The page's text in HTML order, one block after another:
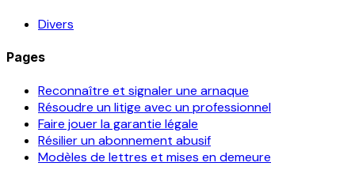
Divers
Pages
Reconnaître et signaler une arnaque
Résoudre un litige avec un professionnel
Faire jouer la garantie légale
Résilier un abonnement abusif
Modèles de lettres et mises en demeure